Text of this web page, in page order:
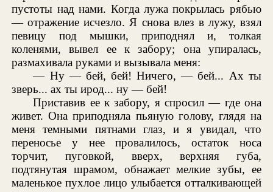
пустоты над нами. Когда лужа покрылась рябью
— отражение исчезло. Я снова влез в лужу, взял
певицу под мышки, приподнял и, толкая
коленями, вывел ее к забору; она упиралась,
размахивала руками и вызывала меня:
— Ну — бей, бей! Ничего, — бей... Ах ты
зверь... ах ты ирод... ну — бей!
Приставив ее к забору, я спросил — где она
живет. Она приподняла пьяную голову, глядя на
меня темными пятнами глаз, и я увидал, что
переносье у нее провалилось, остаток носа
торчит, пуговкой, вверх, верхняя губа,
подтянутая шрамом, обнажает мелкие зубы, ее
маленькое пухлое лицо улыбается отталкивающей